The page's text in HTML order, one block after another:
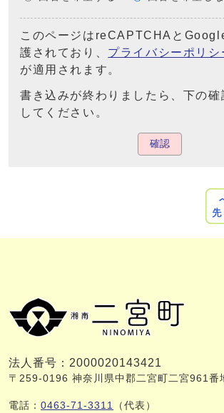
このページはreCAPTCHAと
護されており、 プライバシーポリシ
が適用されます。
書き込みが終わりましたら、下の確
してください。
確認
法人番号：2000020143421
〒259-0196 神奈川県中郡二宮町二宮961番
電話： 0463-71-3311
（代表）